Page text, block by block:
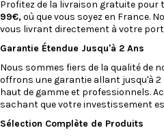
Profitez de la livraison gratuite pour
99€,où que vous soyez en France.
vous livrant directement à votre
Garantie Étendue Jusqu'à 2 Ans
Nous sommes fiers de la qualité de
offrons une garantie allant jusqu'à
haut de gamme et professionnels.
sachant que votre investissement
Sélection Complète de Produits